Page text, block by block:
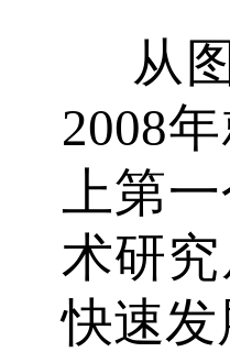
从
2008
上第
术研
快速